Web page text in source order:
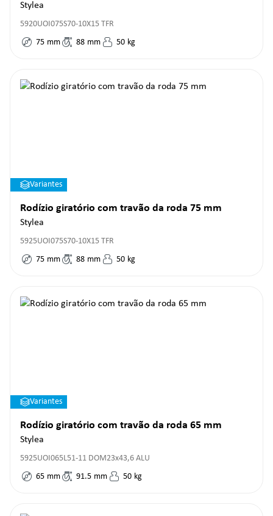
Stylea
5920UOI075S70-10X15 TFR
75 mm 88 mm 50 kg
Variantes
Rodízio giratório com travão da roda 75 mm
Stylea
5925UOI075S70-10X15 TFR
75 mm 88 mm 50 kg
Variantes
Rodízio giratório com travão da roda 65 mm
Stylea
5925UOI065L51-11 DOM23x43,6 ALU
65 mm 91.5 mm 50 kg